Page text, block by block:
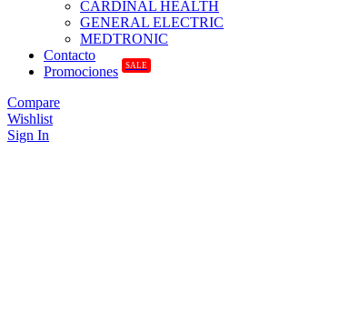
CARDINAL HEALTH
GENERAL ELECTRIC
MEDTRONIC
Contacto
Promociones
SALE
Compare
Wishlist
Sign In